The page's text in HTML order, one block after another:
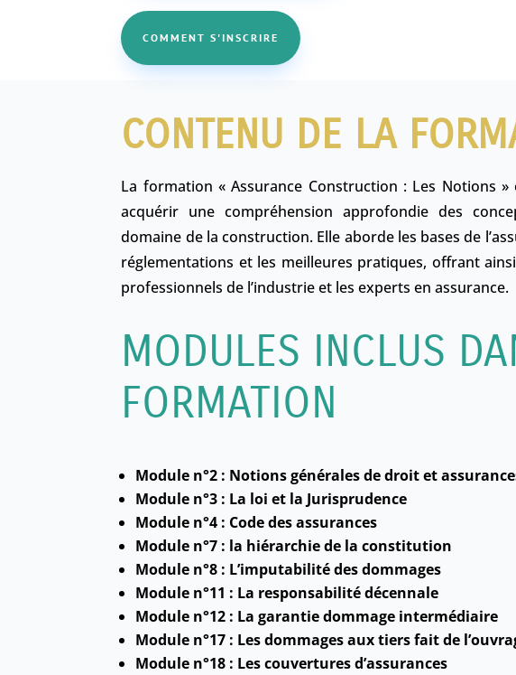
COMMENT S'INSCRIRE
CONTENU DE LA
La formation « Assurance Construction : Les Notions
acquérir une compréhension approfondie des
domaine de la construction. Elle aborde les bases de
réglementations et les meilleures pratiques, offrant
professionnels de l’industrie et les experts en assurance.
MODULES INCLUS
FORMATION
Module n°2 : Notions générales de droit et
Module n°3 : La loi et la Jurisprudence
Module n°4 : Code des assurances
Module n°7 : la hiérarchie de la constitution
Module n°8 : L’imputabilité des dommages
Module n°11 : La responsabilité décennale
Module n°12 : La garantie dommage intermédiaire
Module n°17 : Les dommages aux tiers fait de
Module n°18 : Les couvertures d’assurances